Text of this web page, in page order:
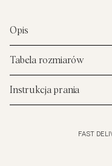
Opis
Tabela rozmiarów
Instrukcja prania
FAST